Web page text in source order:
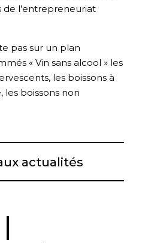
l’entrepreneuriat
pas sur un plan
« Vin sans alcool » les
les boissons à
les boissons non
actualités